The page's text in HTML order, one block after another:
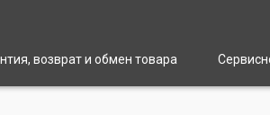
возврат и обмен товара